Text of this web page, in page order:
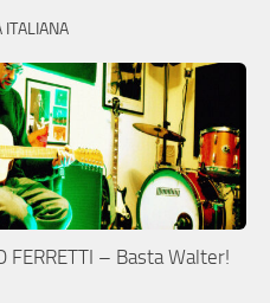
ITALIANA
FERRETTI – Basta Walter!